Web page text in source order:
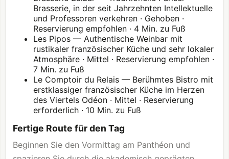
Brasserie, in der seit Jahrzehnten Intellektuelle
und Professoren verkehren · Gehoben ·
Reservierung empfohlen · 4 Min. zu Fuß
Les Pipos — Authentische Weinbar mit
rustikaler französischer Küche und sehr lokaler
Atmosphäre · Mittel · Reservierung empfohlen ·
7 Min. zu Fuß
Le Comptoir du Relais — Berühmtes Bistro mit
erstklassiger französischer Küche im Herzen
des Viertels Odéon · Mittel · Reservierung
erforderlich · 10 Min. zu Fuß
Fertige Route für den Tag
Beginnen Sie den Vormittag am Panthéon und